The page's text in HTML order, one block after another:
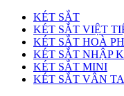
KÉT SẮT
KÉT SẮT VIỆT
KÉT SẮT HOÀ
KÉT SẮT NHẬP
KÉT SẮT MINI
KÉT SẮT VÂN